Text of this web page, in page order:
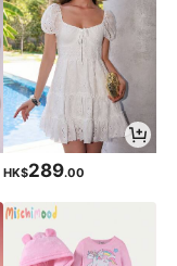
HK$289.00